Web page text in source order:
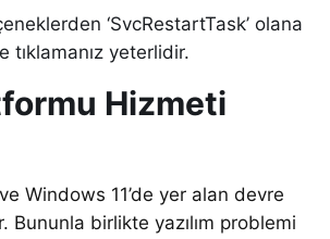
‘SvcRestartTask’ olana
tıklamanız yeterlidir.
Hizmeti
Windows 11’de yer alan devre
Bununla birlikte yazılım problemi